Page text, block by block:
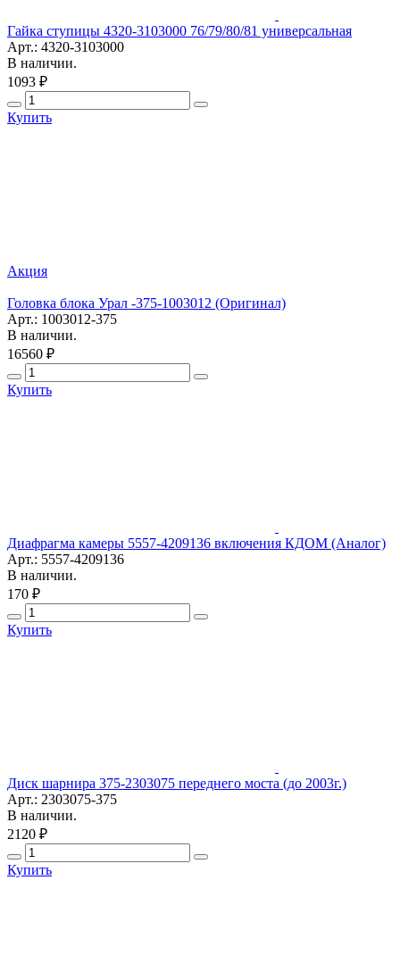
Гайка ступицы 4320-3103000 76/79/80/81 универсальная
Арт.: 4320-3103000
В наличии.
1093 ₽
Купить
Акция
Головка блока Урал -375-1003012 (Оригинал)
Арт.: 1003012-375
В наличии.
16560 ₽
Купить
Диафрагма камеры 5557-4209136 включения КДОМ (Аналог)
Арт.: 5557-4209136
В наличии.
170 ₽
Купить
Диск шарнира 375-2303075 переднего моста (до 2003г.)
Арт.: 2303075-375
В наличии.
2120 ₽
Купить